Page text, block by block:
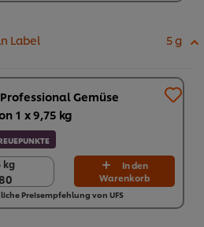
Label
5 g
Gemüse
1 x 9,75 kg
kg
kg
In den
Warenkorb
Preisempfehlung von UFS